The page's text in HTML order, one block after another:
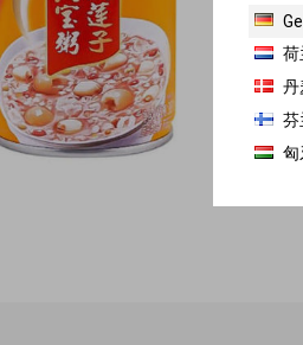
荷
丹
芬
匈